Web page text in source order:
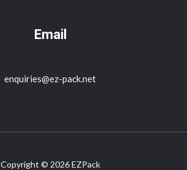
Email
enquiries@ez-pack.net
Copyright © 2026 EZPack